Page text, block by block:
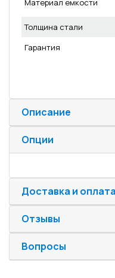
Материал емкости
Толщина стали
Гарантия
Описание
Опции
Доставка и оплата
Отзывы
Вопросы